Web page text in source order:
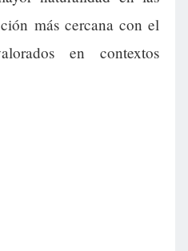
más cercana con el
en contextos